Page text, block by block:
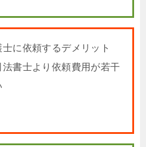
士に依頼するデメリット
法書士より依頼費用が若干